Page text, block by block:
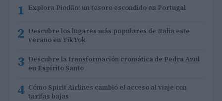
1 Explora Piodão: un tesoro escondido en Portugal
2 Descubre los lugares más populares de Italia este
verano en TikTok
3 Descubre la transformación cromática de Pedra Azul
en Espírito Santo
4 Cómo Spirit Airlines cambió el acceso al viaje con
tarifas bajas